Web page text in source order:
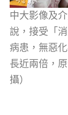
中大影像及
說，接受「
病患，無惡
長近兩倍，
攝）